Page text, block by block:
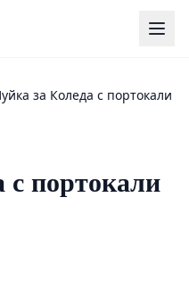
за Коледа с портокали
с портокали